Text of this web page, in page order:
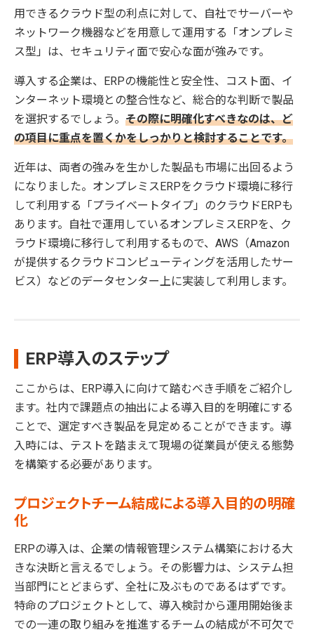
用できるクラウド型の利点に対して、自社でサーバーや
ネットワーク機器などを用意して運用する「オンプレミ
ス型」は、セキュリティ面で安心な面が強みです。
導入する企業は、ERPの機能性と安全性、コスト面、イ
ンターネット環境との整合性など、総合的な判断で製品
を選択するでしょう。 その際に明確化すべきなのは、ど
の項目に重点を置くかをしっかりと検討することです。
近年は、両者の強みを生かした製品も市場に出回るよう
になりました。オンプレミスERPをクラウド環境に移行
して利用する「プライベートタイプ」のクラウドERPも
あります。自社で運用しているオンプレミスERPを、ク
ラウド環境に移行して利用するもので、AWS（Amazon
が提供するクラウドコンピューティングを活用したサー
ビス）などのデータセンター上に実装して利用します。
ERP導入のステップ
ここからは、ERP導入に向けて踏むべき手順をご紹介し
ます。社内で課題点の抽出による導入目的を明確にする
ことで、選定すべき製品を見定めることができます。導
入時には、テストを踏まえて現場の従業員が使える態勢
を構築する必要があります。
プロジェクトチーム結成による導入目的の明確
化
ERPの導入は、企業の情報管理システム構築における大
きな決断と言えるでしょう。その影響力は、システム担
当部門にとどまらず、全社に及ぶものであるはずです。
特命のプロジェクトとして、導入検討から運用開始後ま
での一連の取り組みを推進するチームの結成が不可欠で